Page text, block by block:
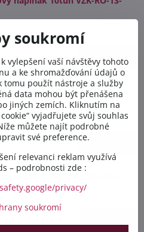
Zobrazit
napínák 16tun VZK-RO-16-
napínák 2240kg VZK-RH-06
soukromí
vylepšení vaší návštěvy tohoto
a ke shromažďování údajů o
tomu použít nástroje a služby
data mohou být přenášena
jiných zemích. Kliknutím na
vyjadřujete svůj souhlas
můžete najít podrobné
své preference.
relevanci reklam využívá
– podrobnosti zde :
privacy/
soukromí